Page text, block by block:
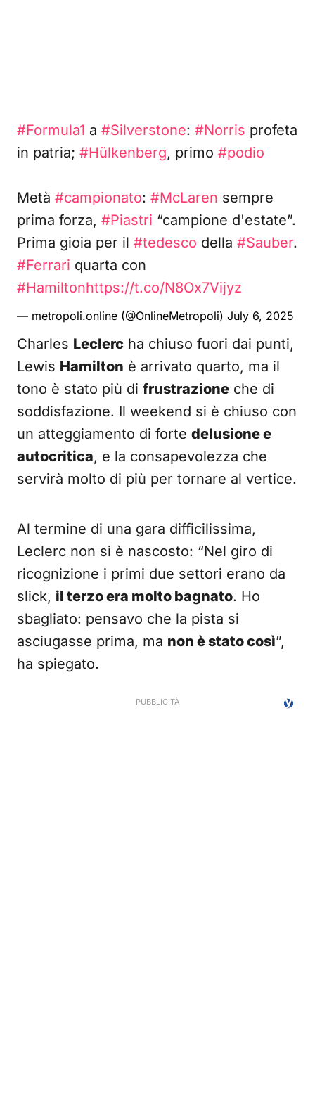
#Formula1 a #Silverstone: #Norris profeta
in patria; #Hülkenberg, primo #podio
Metà #campionato: #McLaren sempre
prima forza, #Piastri “campione d'estate”.
Prima gioia per il #tedesco della #Sauber.
#Ferrari quarta con
#Hamiltonhttps://t.co/N8Ox7Vijyz
— metropoli.online (@OnlineMetropoli) July 6, 2025
Charles Leclerc ha chiuso fuori dai punti,
Lewis Hamilton è arrivato quarto, ma il
tono è stato più di frustrazione che di
soddisfazione. Il weekend si è chiuso con
un atteggiamento di forte delusione e
autocritica, e la consapevolezza che
servirà molto di più per tornare al vertice.
Al termine di una gara difficilissima,
Leclerc non si è nascosto: “Nel giro di
ricognizione i primi due settori erano da
slick, il terzo era molto bagnato. Ho
sbagliato: pensavo che la pista si
asciugasse prima, ma non è stato così”,
ha spiegato.